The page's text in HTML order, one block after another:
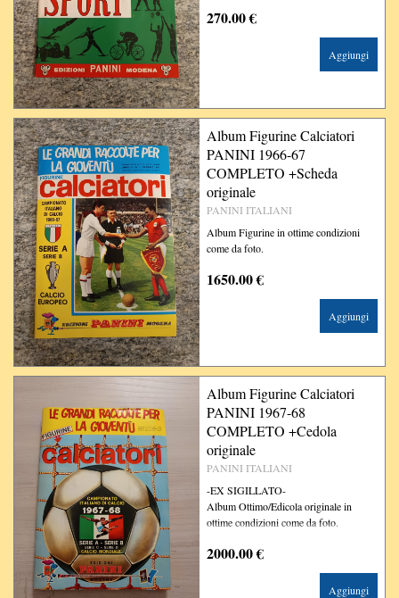
270.00 €
Aggiungi
Album Figurine Calciatori
PANINI 1966-67
COMPLETO +Scheda
originale
PANINI ITALIANI
Album Figurine in ottime condizioni
come da foto.
1650.00 €
Aggiungi
Album Figurine Calciatori
PANINI 1967-68
COMPLETO +Cedola
originale
PANINI ITALIANI
-EX SIGILLATO-
Album Ottimo/Edicola originale in
ottime condizioni come da foto.
2000.00 €
Aggiungi